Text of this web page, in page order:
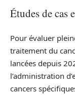
Études de cas
Pour évaluer
traitement du
lancées depuis
l’administration
cancers